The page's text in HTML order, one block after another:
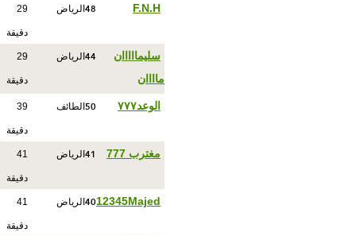
F.N.H
48 الرياض 29
دقيقة
سليمااااان
ماااان
44 الرياض 29
دقيقة
الوعد٧٧٧ 50 الطائف 39
دقيقة
مغترب 777 41 الرياض 41
دقيقة
12345Majed
40 الرياض 41
دقيقة